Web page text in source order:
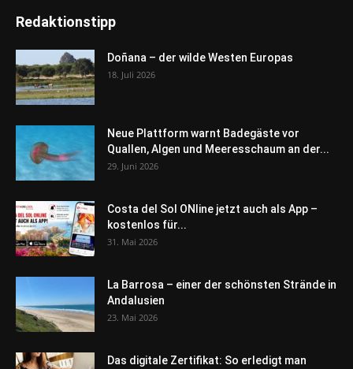
Redaktionstipp
Doñana – der wilde Westen Europas
18. Juli 2026
Neue Plattform warnt Badegäste vor
Quallen, Algen und Meeresschaum an der...
29. Juni 2026
Costa del Sol ONline jetzt auch als App –
kostenlos für...
31. Mai 2026
La Barrosa – einer der schönsten Strände in
Andalusien
23. Mai 2026
Das digitale Zertifikat: So erledigt man